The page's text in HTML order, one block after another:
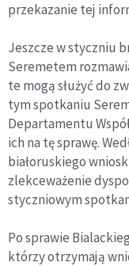
przekazanie tej
Jeszcze w styczniu
Seremetem
te mogą służyć do
tym spotkaniu
Departamentu
ich na tę sprawę.
białoruskiego
zlekceważenie
styczniowym
Po sprawie
którzy otrzymają